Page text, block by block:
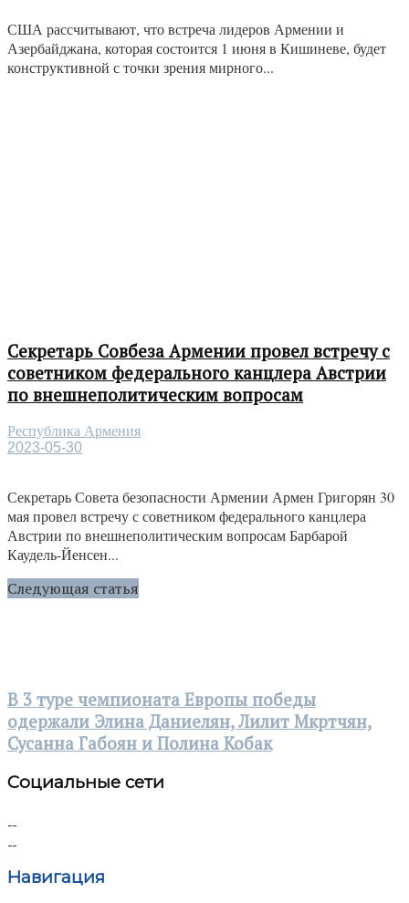
США рассчитывают, что встреча лидеров Армении и
Азербайджана, которая состоится 1 июня в Кишиневе, будет
конструктивной с точки зрения мирного...
Секретарь Совбеза Армении провел встречу с
советником федерального канцлера Австрии
по внешнеполитическим вопросам
Республика Армения
2023-05-30
Секретарь Совета безопасности Армении Армен Григорян 30
мая провел встречу с советником федерального канцлера
Австрии по внешнеполитическим вопросам Барбарой
Каудель-Йенсен...
Следующая статья
В 3 туре чемпионата Европы победы
одержали Элина Даниелян, Лилит Мкртчян,
Сусанна Габоян и Полина Кобак
Социальные сети
Навигация